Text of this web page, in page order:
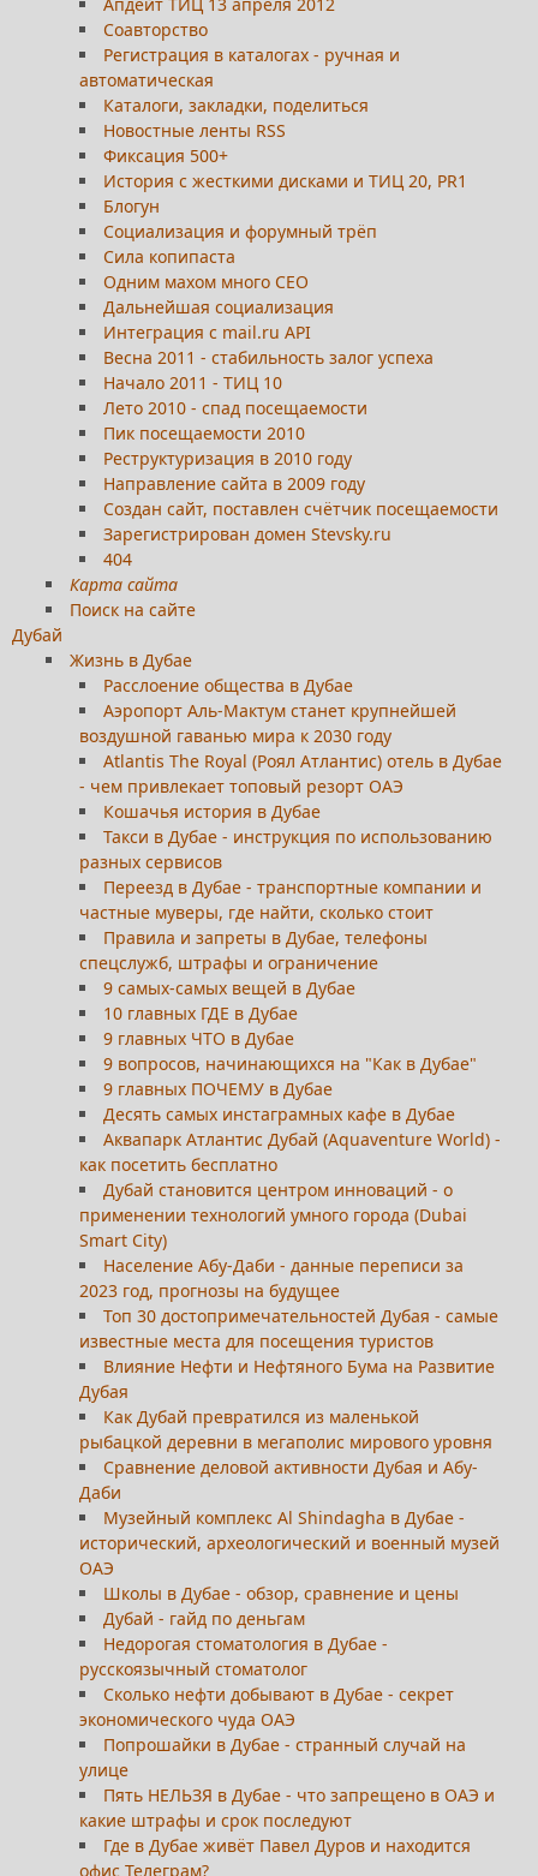
Соавторство
Регистрация в каталогах - ручная и
автоматическая
Каталоги, закладки, поделиться
Новостные ленты RSS
Фиксация 500+
История с жесткими дисками и ТИЦ 20, PR1
Блогун
Социализация и форумный трёп
Сила копипаста
Одним махом много СЕО
Дальнейшая социализация
Интеграция с mail.ru API
Весна 2011 - стабильность залог успеха
Начало 2011 - ТИЦ 10
Лето 2010 - спад посещаемости
Пик посещаемости 2010
Реструктуризация в 2010 году
Направление сайта в 2009 году
Создан сайт, поставлен счётчик посещаемости
Зарегистрирован домен Stevsky.ru
404
Карта сайта
Поиск на сайте
Дубай
Жизнь в Дубае
Расслоение общества в Дубае
Аэропорт Аль-Мактум станет крупнейшей
воздушной гаванью мира к 2030 году
Atlantis The Royal (Роял Атлантис) отель в Дубае
- чем привлекает топовый резорт ОАЭ
Кошачья история в Дубае
Такси в Дубае - инструкция по использованию
разных сервисов
Переезд в Дубае - транспортные компании и
частные муверы, где найти, сколько стоит
Правила и запреты в Дубае, телефоны
спецслужб, штрафы и ограничение
9 самых-самых вещей в Дубае
10 главных ГДЕ в Дубае
9 главных ЧТО в Дубае
9 вопросов, начинающихся на "Как в Дубае"
9 главных ПОЧЕМУ в Дубае
Десять самых инстаграмных кафе в Дубае
Аквапарк Атлантис Дубай (Aquaventure World) -
как посетить бесплатно
Дубай становится центром инноваций - о
применении технологий умного города (Dubai
Smart City)
Население Абу-Даби - данные переписи за
2023 год, прогнозы на будущее
Топ 30 достопримечательностей Дубая - самые
известные места для посещения туристов
Влияние Нефти и Нефтяного Бума на Развитие
Дубая
Как Дубай превратился из маленькой
рыбацкой деревни в мегаполис мирового уровня
Сравнение деловой активности Дубая и Абу-
Даби
Музейный комплекс Al Shindagha в Дубае -
исторический, археологический и военный музей
ОАЭ
Школы в Дубае - обзор, сравнение и цены
Дубай - гайд по деньгам
Недорогая стоматология в Дубае -
русскоязычный стоматолог
Сколько нефти добывают в Дубае - секрет
экономического чуда ОАЭ
Попрошайки в Дубае - странный случай на
улице
Пять НЕЛЬЗЯ в Дубае - что запрещено в ОАЭ и
какие штрафы и срок последуют
Где в Дубае живёт Павел Дуров и находится
офис Телеграм?